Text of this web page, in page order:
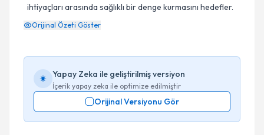
ihtiyaçları arasında sağlıklı bir denge kurmasını hedefler.
Orijinal Özeti Göster
Yapay Zeka ile geliştirilmiş versiyon
İçerik yapay zeka ile optimize edilmiştir
Orijinal Versiyonu Gör